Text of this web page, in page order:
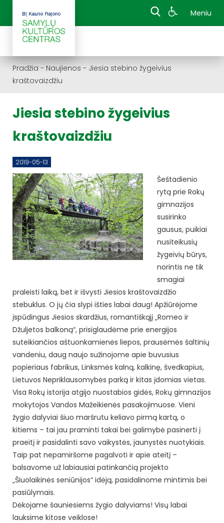
Meniu
Pradžia - Naujienos - Jiesia stebino žygeivius
kraštovaizdžiu
Jiesia stebino žygeivius
kraštovaizdžiu
2019-05-13
Šeštadienio
rytą prie Rokų
gimnazijos
susirinko
gausus, puikiai
nusiteikusių
žygeivių būrys,
norintis ne tik
smagiai
praleisti laiką, bet ir išvysti Jiesios kraštovaizdžio
stebuklus. O jų čia slypi išties labai daug! Apžiūrėjome
įspūdingus Jiesios skardžius, romantiškąjį „Romeo ir
Džuljetos balkoną“, prisiglaudėme prie energijos
suteikiančios aštuonkamienės liepos, prausėmės šaltinių
vandeniu, daug naujo sužinojome apie buvusius
popieriaus fabrikus, Linksmės kalną, kalkinę, švedkapius,
Lietuvos Nepriklausomybės parką ir kitas įdomias vietas.
Visa Rokų istorija atgijo nuostabios gidės, Rokų gimnazijos
mokytojos Vandos Mažeikienės pasakojimuose. Vieni
žygio dalyviai šiuo maršrutu keliavo pirmą kartą, o
kitiems – tai jau praminti takai bei galimybė pasinerti į
praeitį ir pasidalinti savo vaikystės, jaunystės nuotykiais.
Taip pat nepamiršome pagalvoti ir apie ateitį –
balsavome už labiausiai patinkančią projekto
„Šiuolaikinės seniūnijos“ idėją, pasidalinome mintimis bei
pasiūlymais.
Dėkojame šauniesiems žygio dalyviams! Visų labai
lauksime kitose veiklose!